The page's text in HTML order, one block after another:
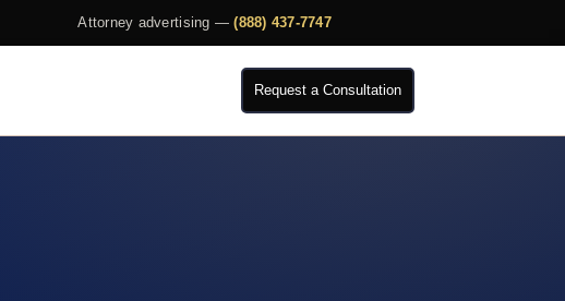
Attorney advertising —(888) 437-7747
Request a Consultation